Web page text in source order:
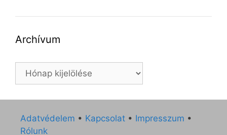
Archívum
Archívum
Adatvédelem • Kapcsolat • Impresszum •
Rólunk